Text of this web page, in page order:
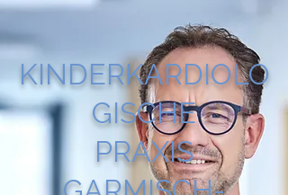
KINDERKARDIOLO
GISCHE
PRAXIS